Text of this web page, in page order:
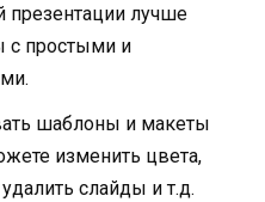
презентации лучше
с простыми и
шаблоны и макеты
изменить цвета,
слайды и т.д.